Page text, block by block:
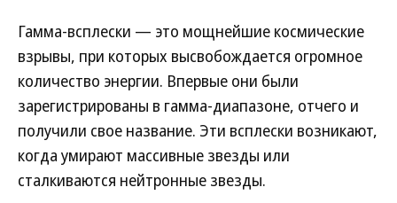
Гамма-всплески — это мощнейшие космические
взрывы, при которых высвобождается огромное
количество энергии. Впервые они были
зарегистрированы в гамма-диапазоне, отчего и
получили свое название. Эти всплески возникают,
когда умирают массивные звезды или
сталкиваются нейтронные звезды.